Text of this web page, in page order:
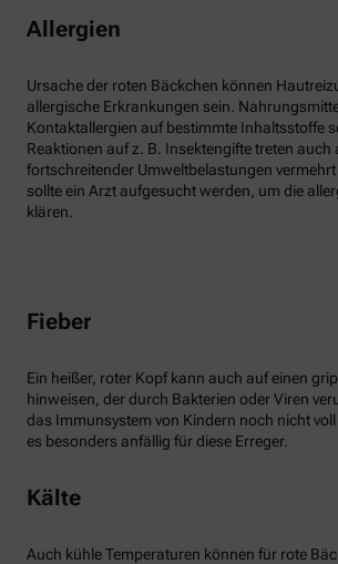
Allergien
Ursache der roten Bäckchen können
allergische Erkrankungen sein.
Kontaktallergien auf bestimmte Inhaltsstoffe
Reaktionen auf z. B. Insektengifte treten auch
fortschreitender Umweltbelastungen
sollte ein Arzt aufgesucht werden, um die
klären.
Fieber
Ein heißer, roter Kopf kann auch auf einen
hinweisen, der durch Bakterien oder Viren
das Immunsystem von Kindern noch nicht
es besonders anfällig für diese Erreger.
Kälte
Auch kühle Temperaturen können für rote